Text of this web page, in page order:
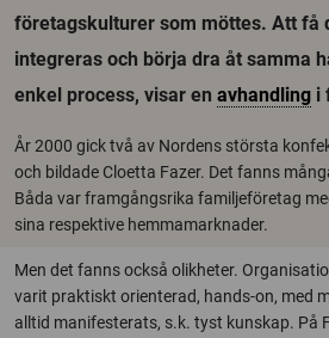
företagskulturer som möttes. Att få
integreras och börja dra åt samma
enkel process, visar en avhandling i
År 2000 gick två av Nordens största
och bildade Cloetta Fazer. Det fanns
Båda var framgångsrika familjeföretag
sina respektive hemmamarknader.
Men det fanns också olikheter.
varit praktiskt orienterad, hands-on, med
alltid manifesterats, s.k. tyst kunskap. På